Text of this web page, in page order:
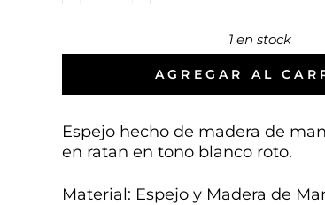
1 en stock
AGREGAR AL
Espejo hecho de madera de
en ratan en tono blanco roto.
Material: Espejo y Madera de